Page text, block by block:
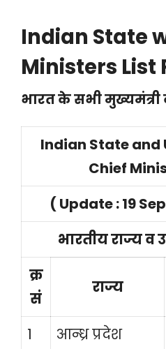
Indian State
Ministers List
भारत के सभी मुख्यमंत्री
Indian State and
Chief
( Update : 19
भारतीय राज्य
क्र
सं
राज्य
1 आन्ध्र प्रदेश